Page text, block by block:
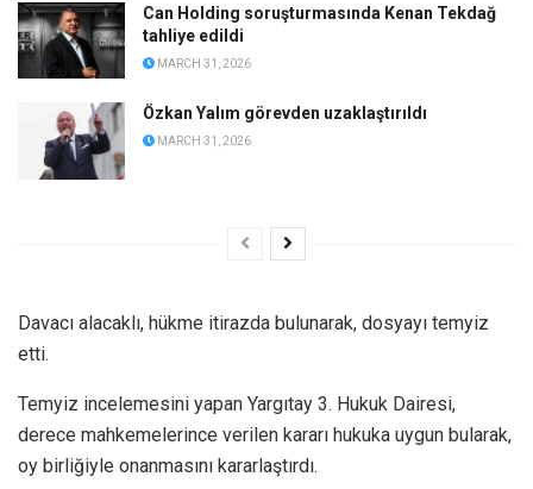
Can Holding soruşturmasında Kenan Tekdağ
tahliye edildi
MARCH 31, 2026
Özkan Yalım görevden uzaklaştırıldı
MARCH 31, 2026
Davacı alacaklı, hükme itirazda bulunarak, dosyayı temyiz
etti.
Temyiz incelemesini yapan Yargıtay 3. Hukuk Dairesi,
derece mahkemelerince verilen kararı hukuka uygun bularak,
oy birliğiyle onanmasını kararlaştırdı.